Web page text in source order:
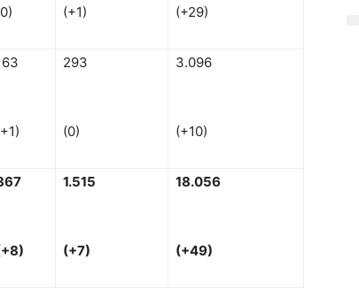
(+1) (+29)
293
(0)
3.096
(+10)
+8)
1.515
(+7)
18.056
(+49)